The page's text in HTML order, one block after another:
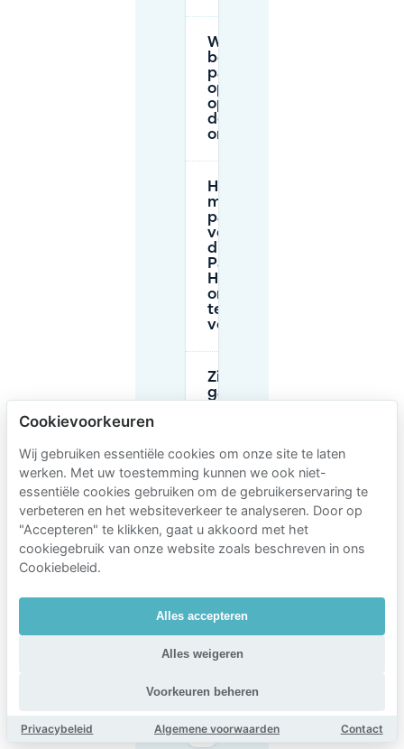
Wat zijn de
belangrijkste
parkeerregels
op straat om
op te letten in
deze
omgeving?
Hoe laat
moet ik
parkeren
voor het
diner bij
Pasta-
Hippo-Vino
om stress
te
voorkomen?
Zijn er
garages
Hippo-
Vino die
ik kan
gebruiken
als ik niet
op straat
wil
Hoeveel
in de buurt
Hippo-Vino
dagtarief)?
Cookievoorkeuren
Wij gebruiken essentiële cookies om onze site te laten
werken. Met uw toestemming kunnen we ook niet-
essentiële cookies gebruiken om de gebruikerservaring te
verbeteren en het websiteverkeer te analyseren. Door op
"Accepteren" te klikken, gaat u akkoord met het
cookiegebruik van onze website zoals beschreven in ons
Cookiebeleid.
Alles accepteren
Alles weigeren
Voorkeuren beheren
Privacybeleid Algemene voorwaarden Contact